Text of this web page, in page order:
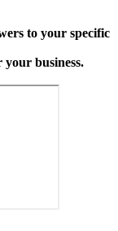
to your specific
business.